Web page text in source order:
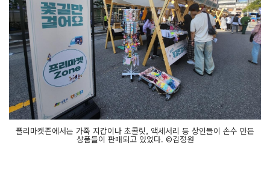
플리마켓존에서는 가죽 지갑이나 초콜릿, 액세서리 등 상인들이 손수 만든
상품들이 판매되고 있었다. ©김정원